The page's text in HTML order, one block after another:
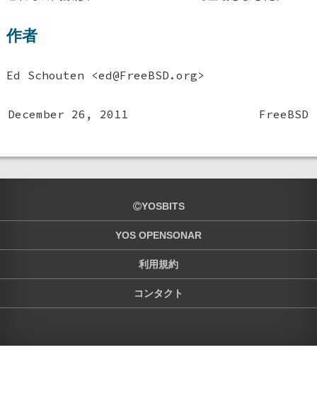
作者
Ed Schouten <ed@FreeBSD.org>
December 26, 2011 FreeBSD
YOSBITS
YOS OPENSONAR
利用規約
コンタクト